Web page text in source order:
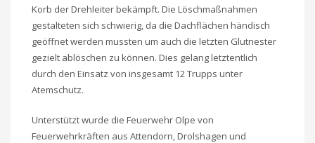
Korb der Drehleiter bekämpft. Die Löschmaßnahmen
gestalteten sich schwierig, da die Dachflächen händisch
geöffnet werden mussten um auch die letzten Glutnester
gezielt ablöschen zu können. Dies gelang letztentlich
durch den Einsatz von insgesamt 12 Trupps unter
Atemschutz.
Unterstützt wurde die Feuerwehr Olpe von
Feuerwehrkräften aus Attendorn, Drolshagen und